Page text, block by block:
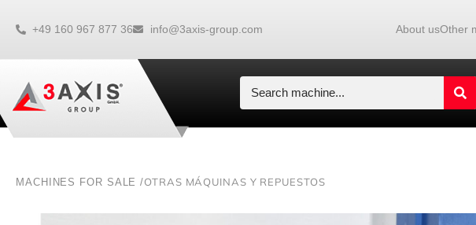
+49 160 967 877 36 info@3axis-group.com About usOther
MACHINES FOR SALE /OTRAS MÁQUINAS Y REPUESTOS